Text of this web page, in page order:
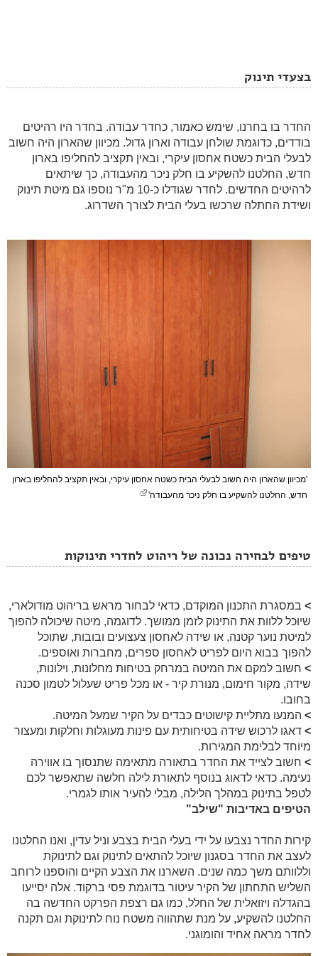
בצעדי תינוק
החדר בו בחרנו, שימש כאמור, כחדר עבודה. בחדר היו רהיטים
בודדים, כדוגמת שולחן עבודה וארון גדול. מכיוון שהארון היה חשוב
לבעלי הבית כשטח אחסון עיקרי, ובאין תקציב להחליפו בארון
חדש, החלטנו להשקיע בו חלק ניכר מהעבודה, כך שיתאים
לרהיטים החדשים. לחדר שגודלו כ-10 מ"ר נוספו גם מיטת תינוק
ושידת החתלה שרכשו בעלי הבית לצורך השדרוג.
'מכיוון שהארון היה חשוב לבעלי הבית כשטח אחסון עיקרי, ובאין תקציב להחליפו בארון
חדש, החלטנו להשקיע בו חלק ניכר מהעבודה'
טיפים לבחירה נכונה של ריהוט לחדרי תינוקות
> במסגרת התכנון המוקדם, כדאי לבחור מראש בריהוט מודולארי,
שיוכל ללוות את התינוק לזמן ממושך. לדוגמה, מיטה שיכולה להפוך
למיטת נוער קטנה, או שידה לאחסון צעצועים ובובות, שתוכל
להפוך בבוא היום לפריט לאחסון ספרים, מחברות ואוספים.
> חשוב למקם את המיטה במרחק בטיחות מחלונות, וילונות,
שידה, מקור חימום, מנורת קיר - או מכל פריט שעלול לטמון סכנה
בחובו.
> המנעו מתליית קישוטים כבדים על הקיר שמעל המיטה.
> דאגו לרכוש שידה בטיחותית עם פינות מעוגלות וחלקות ומעצור
מיוחד לבלימת המגירות.
> חשוב לצייד את החדר בתאורה מתאימה שתנסוך בו אווירה
נעימה. כדאי לדאוג בנוסף לתאורת לילה חלשה שתאפשר לכם
לטפל בתינוק במהלך הלילה, מבלי להעיר אותו לגמרי.
הטיפים באדיבות "שילב"
קירות החדר נצבעו על ידי בעלי הבית בצבע וניל עדין, ואנו החלטנו
לעצב את החדר בסגנון שיוכל להתאים לתינוק וגם לתינוקת
וללוותם משך כמה שנים. השארנו את הצבע הקיים והוספנו לרוחב
השליש התחתון של הקיר עיטור בדוגמת פסי ברקוד. אלה יסייעו
בהגדלה ויזואלית של החלל, כמו גם רצפת הפרקט החדשה בה
החלטנו להשקיע, על מנת שתהווה משטח נוח לתינוקת וגם תקנה
לחדר מראה אחיד והומוגני.